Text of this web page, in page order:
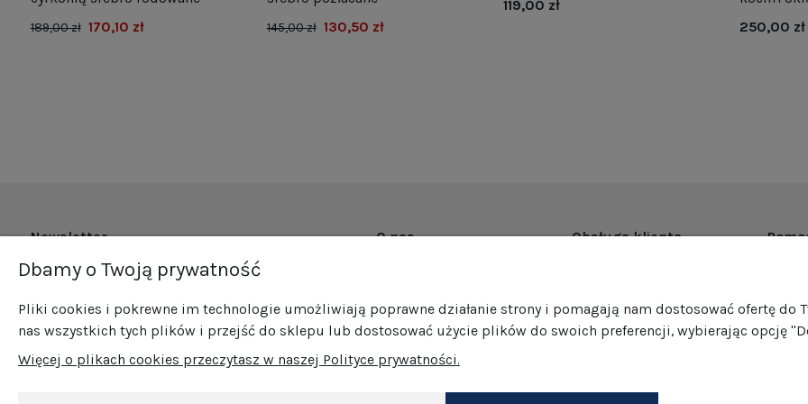
189,00 zł 170,10 zł 145,00 zł 130,50 zł
119,00 zł
250,00 zł
Newsletter
Zapisz się do naszego newslettera i bądź na
promocjami!
O nas
Promocje
Sprzedaż hurtowa
Blog
Obsługa klienta
Formy płatności
Jak pakujemy nasze produkty?
GPSR
Dbamy o Twoją prywatność
Pliki cookies i pokrewne im technologie umożliwiają poprawne działanie strony i pomagają nam dostosować ofertę do
nas wszystkich tych plików i przejść do sklepu lub dostosować użycie plików do swoich preferencji, wybierając opcję
Więcej o plikach cookies przeczytasz w naszej Polityce prywatności.